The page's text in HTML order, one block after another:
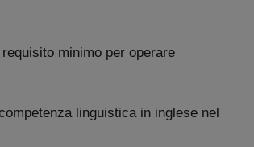
minimo per operare
linguistica in inglese nel